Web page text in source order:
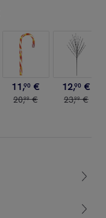
11,90 €
20,99 €
12,90 €
23,99 €